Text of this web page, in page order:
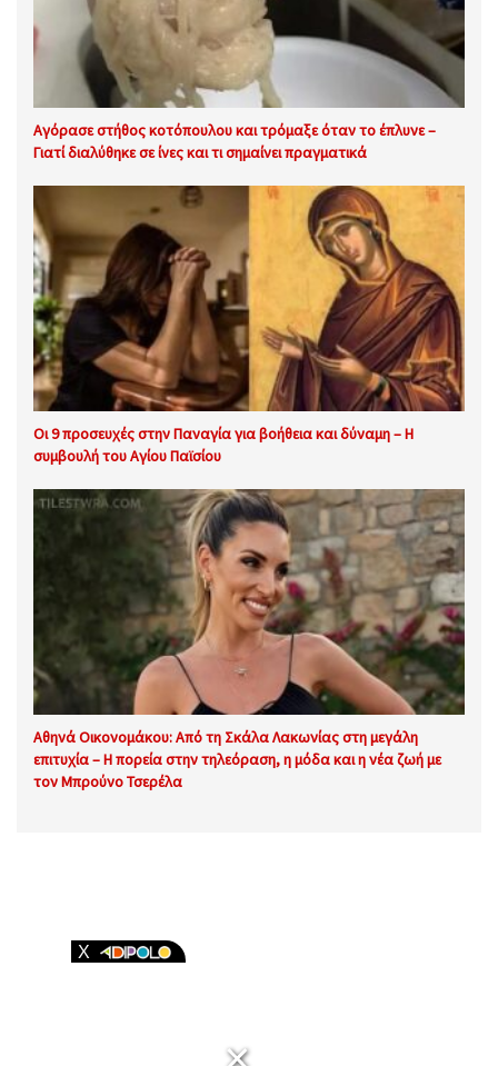
Αγόρασε στήθος κοτόπουλου και τρόμαξε όταν το έπλυνε –
Γιατί διαλύθηκε σε ίνες και τι σημαίνει πραγματικά
Οι 9 προσευχές στην Παναγία για βοήθεια και δύναμη – Η
συμβουλή του Αγίου Παϊσίου
Αθηνά Οικονομάκου: Από τη Σκάλα Λακωνίας στη μεγάλη
επιτυχία – Η πορεία στην τηλεόραση, η μόδα και η νέα ζωή με
τον Μπρούνο Τσερέλα